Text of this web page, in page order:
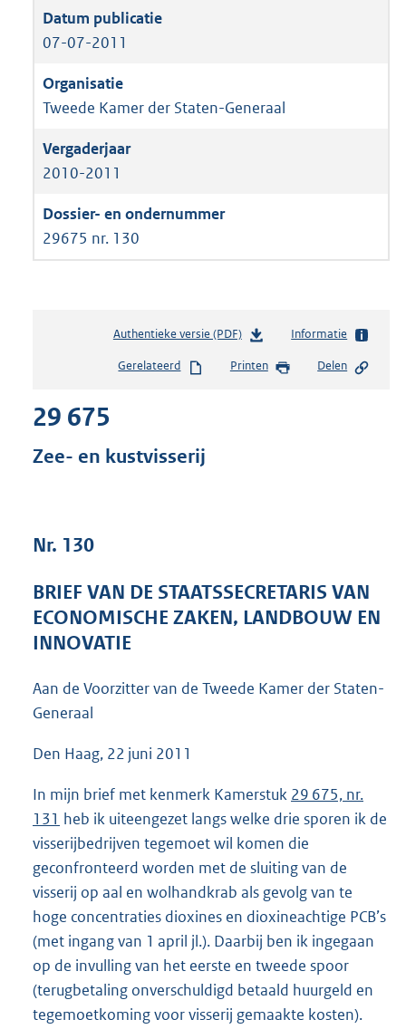
07-07-2011
Tweede Kamer der Staten-Generaal
2010-2011
29675 nr. 130
Authentieke versie (PDF)b
s
e
b
Informatie
Gerelateerd Printen Delen
29 675
Zee- en kustvisserij
Nr. 130
BRIEF VAN DE STAATSSECRETARIS VAN
ECONOMISCHE ZAKEN, LANDBOUW EN
INNOVATIE
Aan de Voorzitter van de Tweede Kamer der Staten-
Generaal
Den Haag, 22 juni 2011
In mijn brief met kenmerk Kamerstuk 29 675, nr.
131 heb ik uiteengezet langs welke drie sporen ik de
visserijbedrijven tegemoet wil komen die
geconfronteerd worden met de sluiting van de
visserij op aal en wolhandkrab als gevolg van te
hoge concentraties dioxines en dioxineachtige PCB’s
(met ingang van 1 april jl.). Daarbij ben ik ingegaan
op de invulling van het eerste en tweede spoor
(terugbetaling onverschuldigd betaald huurgeld en
tegemoetkoming voor visserij gemaakte kosten).